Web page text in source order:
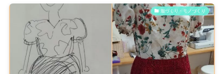
服づくり・モノづくり